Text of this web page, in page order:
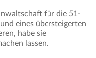
für die 51-
eines übersteigerten
habe sie
lassen.